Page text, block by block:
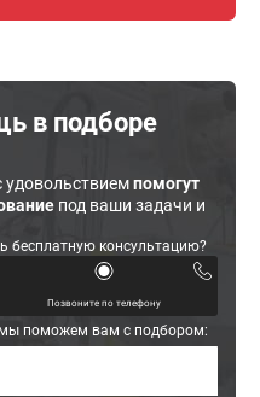
в подборе
помогут
под ваши задачи и
бесплатную консультацию?
Позвоните по телефону
поможем вам с подбором: